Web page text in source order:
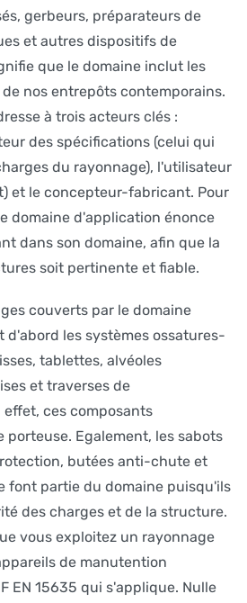
gerbeurs, préparateurs de
et autres dispositifs de
que le domaine inclut les
nos entrepôts contemporains.
à trois acteurs clés :
des spécifications (celui qui
du rayonnage), l'utilisateur
et le concepteur-fabricant. Pour
domaine d'application énonce
dans son domaine, afin que la
soit pertinente et fiable.
couverts par le domaine
les systèmes ossatures-
tablettes, alvéoles
et traverses de
ces composants
Egalement, les sabots
butées anti-chute et
font partie du domaine puisqu'ils
des charges et de la structure.
vous exploitez un rayonnage
de manutention
EN 15635 qui s'applique. Nulle